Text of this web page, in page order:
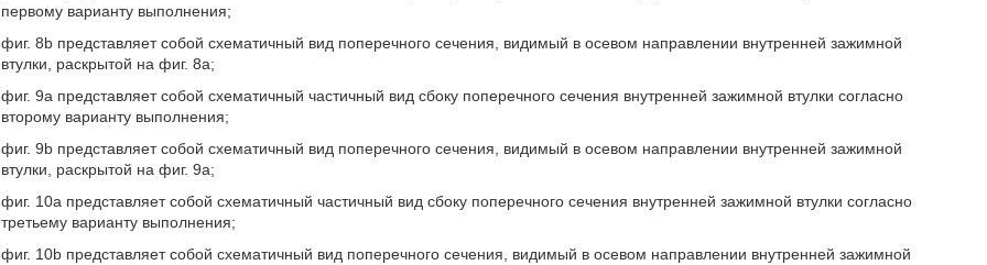
первому варианту выполнения;
фиг. 8b представляет собой схематичный вид поперечного сечения, видимый в осевом направлении внутренней зажимной
втулки, раскрытой на фиг. 8а;
фиг. 9a представляет собой схематичный частичный вид сбоку поперечного сечения внутренней зажимной втулки согласно
второму варианту выполнения;
фиг. 9b представляет собой схематичный вид поперечного сечения, видимый в осевом направлении внутренней зажимной
втулки, раскрытой на фиг. 9а;
фиг. 10a представляет собой схематичный частичный вид сбоку поперечного сечения внутренней зажимной втулки согласно
третьему варианту выполнения;
фиг. 10b представляет собой схематичный вид поперечного сечения, видимый в осевом направлении внутренней зажимной